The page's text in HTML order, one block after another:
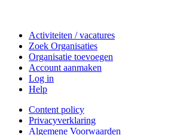
Activiteiten / vacatures
Zoek Organisaties
Organisatie toevoegen
Account aanmaken
Log in
Help
Content policy
Privacyverklaring
Algemene Voorwaarden